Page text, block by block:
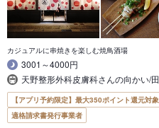
カジュアルに串焼きを楽しむ焼鳥酒場
3001～4000円
天野整形外科皮膚科さんの向かい/
【アプリ予約限定】最大350ポイント還元対
適格請求書発行事業者